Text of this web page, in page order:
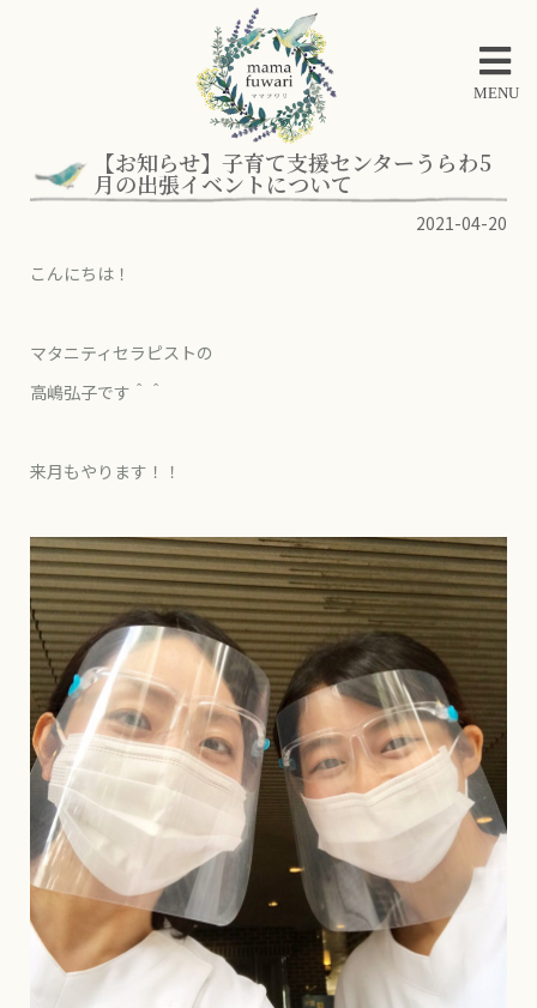
MENU
【お知らせ】子育て支援センターうらわ5
月の出張イベントについて
2021-04-20
こんにちは！
マタニティセラピストの
高嶋弘子です＾＾
来月もやります！！